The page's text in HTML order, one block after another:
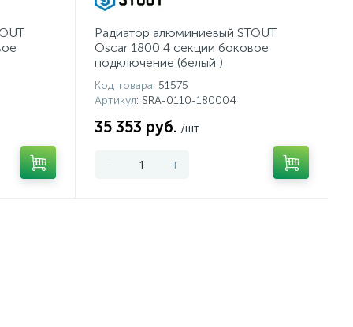
Радиатор алюминиевый STOUT
Oscar 1800 4 секции боковое
подключение (белый )
Код товара: 51575
Артикул: SRA-0110-180004
35 353 руб. /шт
- +